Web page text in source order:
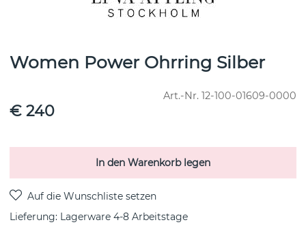
Women Power Ohrring Silber
Art.-Nr. 12-100-01609-0000
€ 240
In den Warenkorb legen
Lieferung: Lagerware 4-8 Arbeitstage